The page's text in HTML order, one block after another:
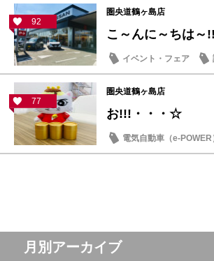
92
圏央道鶴ヶ島店
こ～んに～ちは
イベント・フェア
77
圏央道鶴ヶ島店
お!!!・・・☆
電気自動車（e-POWER
記念品・プレゼント
月別アーカイブ